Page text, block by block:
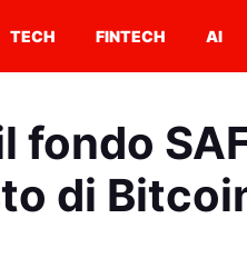
TECH FINTECH AI
fondo
di